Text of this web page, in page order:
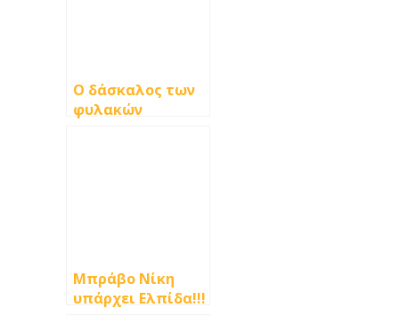
Ο δάσκαλος των
φυλακών
Μπράβο Νίκη
υπάρχει Ελπίδα!!!